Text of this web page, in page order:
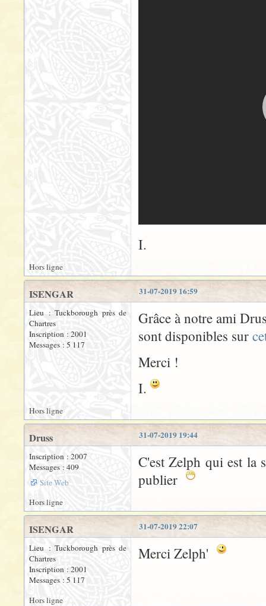
I.
Hors ligne
31-07-2019 16:59
ISENGAR
Lieu : Tuckborough près de
Chartres
Inscription : 2001
Messages : 5 117
Grâce à notre ami
sont disponibles sur
Merci !
I.
Hors ligne
31-07-2019 19:44
Druss
Inscription : 2007
Messages : 409
Site Web
C'est Zelph qui est la
publier
Hors ligne
31-07-2019 22:07
ISENGAR
Lieu : Tuckborough près de
Chartres
Inscription : 2001
Messages : 5 117
Merci Zelph'
Hors ligne